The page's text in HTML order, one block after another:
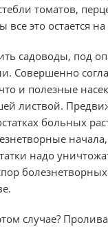
томатов,
все это остается на
садоводы, под
Совершенно
и полезные
листвой.
больных
надо
случае?